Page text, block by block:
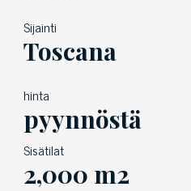
Sijainti
Toscana
hinta
pyynnöstä
Sisätilat
2,000 m2